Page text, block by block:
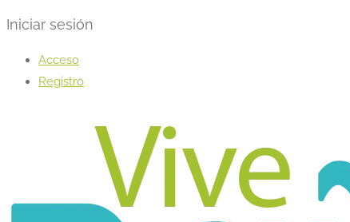
Iniciar sesión
Acceso
Registro